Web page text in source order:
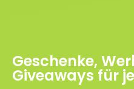
Geschenke,
Giveaways für